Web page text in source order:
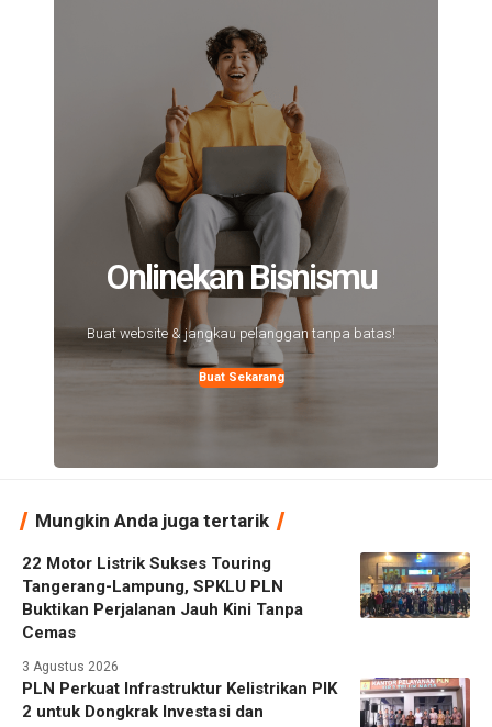
Onlinekan Bisnismu
Buat website & jangkau pelanggan tanpa batas!
Buat Sekarang
Mungkin Anda juga tertarik
22 Motor Listrik Sukses Touring
Tangerang-Lampung, SPKLU PLN
Buktikan Perjalanan Jauh Kini Tanpa
Cemas
3 Agustus 2026
PLN Perkuat Infrastruktur Kelistrikan PIK
2 untuk Dongkrak Investasi dan